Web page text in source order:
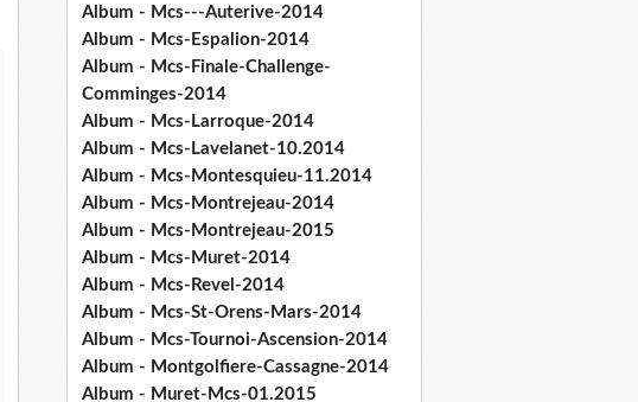
Album - Mcs---Auterive-2014
Album - Mcs-Espalion-2014
Album - Mcs-Finale-Challenge-
Comminges-2014
Album - Mcs-Larroque-2014
Album - Mcs-Lavelanet-10.2014
Album - Mcs-Montesquieu-11.2014
Album - Mcs-Montrejeau-2014
Album - Mcs-Montrejeau-2015
Album - Mcs-Muret-2014
Album - Mcs-Revel-2014
Album - Mcs-St-Orens-Mars-2014
Album - Mcs-Tournoi-Ascension-2014
Album - Montgolfiere-Cassagne-2014
Album - Muret-Mcs-01.2015